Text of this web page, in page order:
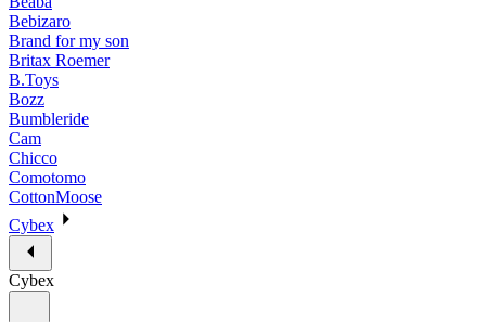
Bebizaro
Brand for my son
Britax Roemer
B.Toys
Bozz
Bumbleride
Cam
Chicco
Comotomo
CottonMoose
Cybex
Cybex